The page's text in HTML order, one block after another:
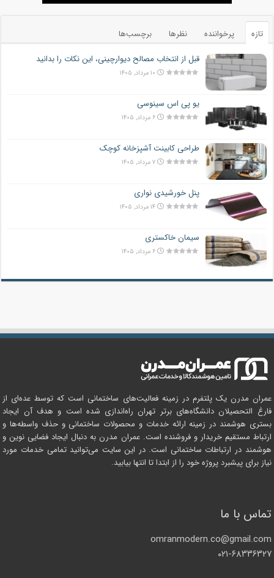
تازه پرخواننده نظرها
برچسب‌ها
قبل از انتخاب مصالح دیوارچینی، این نکات را بدانید
۱۰ مرداد, ۱۴۰۵
یو پی اس سینوسی
۶ مرداد, ۱۴۰۵
طراحی کابینت آشپزخانه کوچک
۷ مرداد, ۱۴۰۵
پنل خورشیدی نواری
۱۴ مرداد, ۱۴۰۵
سیمان خاکستری
۶ مرداد, ۱۴۰۵
عمران مدرن یک پلتفرم در زمینه فعالیت‌های ساختمانی است که توسط عده‌ای از
فارغ التحصیلان دانشگاه‌های برتر تهران راه‌اندازی شده است و هدف آن ایجاد
بستری هوشمند در زمینه ارائه خدمات و محصولات ساختمانی و حذف واسطه‌ها و
ارتباط مستقیم خریدار و فروشنده است. عمران مدرن به دنبال ایجاد فضایی نوین و
هوشمند در ارتباطات ساختمانی است. در این سایت می‌توانید تمامی خدمات مورد
نیاز برای پیشبرد پروژه خود را از ابتدا تا انتها بیابید.
تماس با ما
omranmodern.co@gmail.com
۰۲۱-۶۸۳۳۶۳۲۷